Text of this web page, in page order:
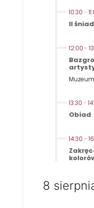
10:30 -
II
12:00 -
13:30 -
Obiad
14:30 -
8